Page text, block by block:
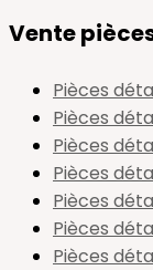
Vente
Pièces
Pièces
Pièces
Pièces
Pièces
Pièces
Pièces